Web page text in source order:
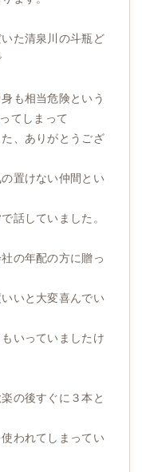
た清泉川の斗瓶ど
も相当危険という
てしまって
、ありがとうござ
置けない仲間とい
話していました。
の年配の方に贈っ
いと大変喜んでい
いっていましたけ
の後すぐに３本と
われてしまってい